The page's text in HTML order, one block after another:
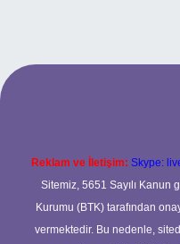
Reklam ve İletişim: Skype:
Sitemiz, 5651 Sayılı
Kurumu (BTK) tarafından
vermektedir. Bu nedenle,